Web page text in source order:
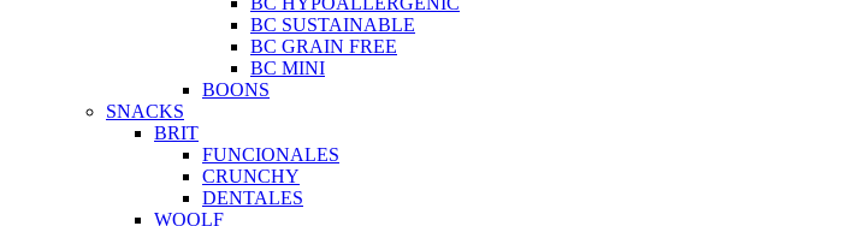
BC SUSTAINABLE
BC GRAIN FREE
BC MINI
BOONS
SNACKS
BRIT
FUNCIONALES
CRUNCHY
DENTALES
WOOLF